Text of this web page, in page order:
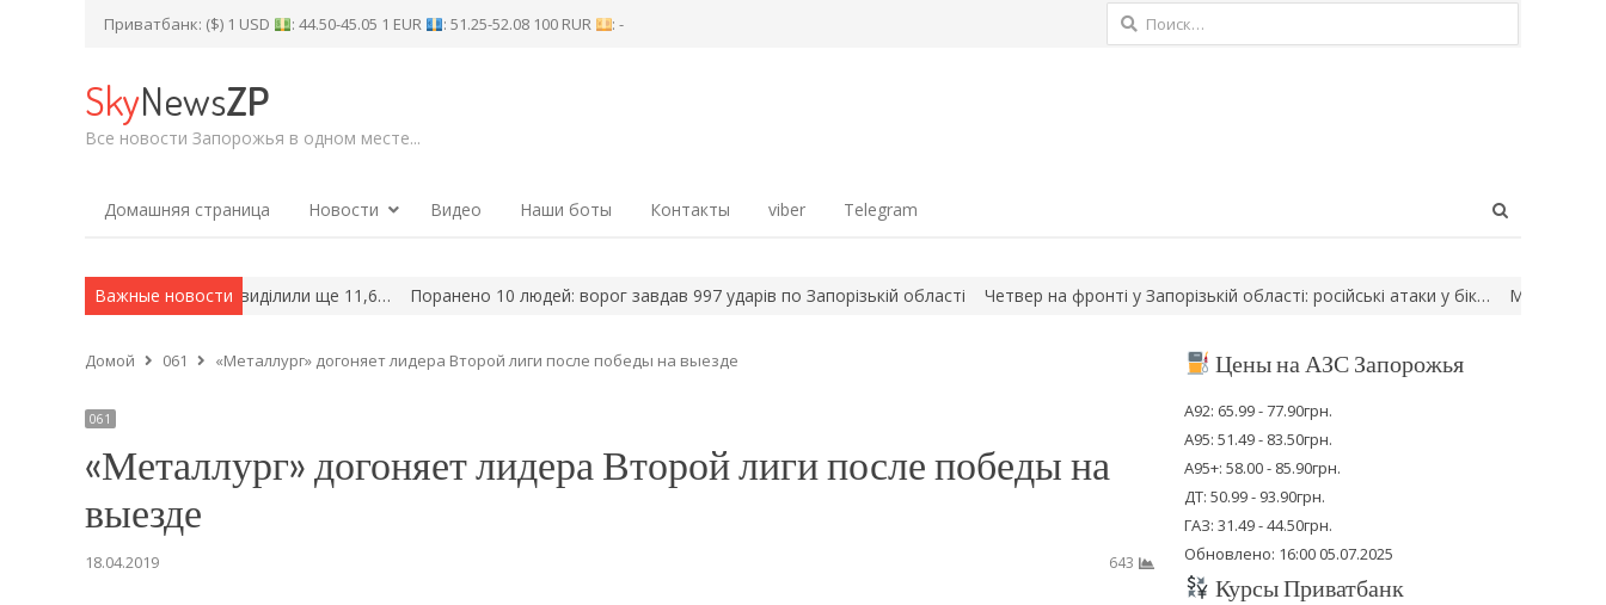
Приватбанк: ($) 1 USD : 44.50-45.05 1 EUR : 51.25-52.08 100 RUR : - Найти:
SkyNewsZP
Все новости Запорожья в одном месте...
Домашняя страница Новости Видео Наши боты Контакты viber Telegram
Важные новости
житла у Запоріжжі виділили ще 11,6… Поранено 10 людей: ворог завдав 997 ударів по Запорізькій області Четвер на фронті у Запорізькій області: російські атаки у бік… Мешканця
Домой 061 «Металлург» догоняет лидера Второй лиги после победы на выезде
061
«Металлург» догоняет лидера Второй лиги после победы на
выезде
18.04.2019 643
Цены на АЗС Запорожья
А92: 65.99 - 77.90грн.
А95: 51.49 - 83.50грн.
А95+: 58.00 - 85.90грн.
ДТ: 50.99 - 93.90грн.
ГАЗ: 31.49 - 44.50грн.
Обновлено: 16:00 05.07.2025
Курсы Приватбанк